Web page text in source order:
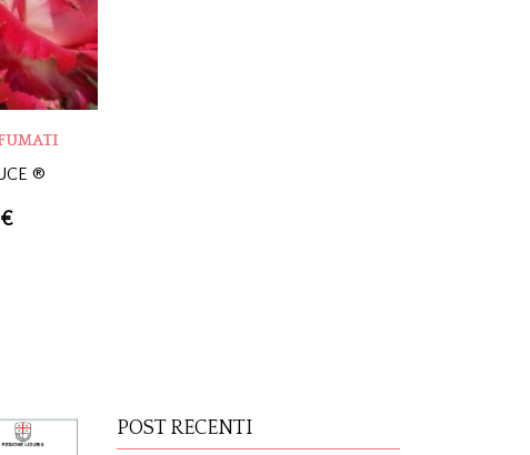
®
€
POST RECENTI